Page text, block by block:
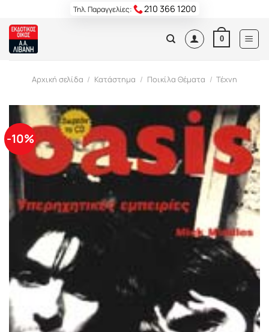
content
Τηλ. Παραγγελίες: 210 366 1200
0
Αρχική σελίδα / Κατάστημα / Ποικίλα Θέματα / Τέχνη
-10%